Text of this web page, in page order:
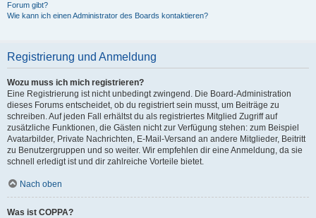
Forum gibt?
Wie kann ich einen Administrator des Boards kontaktieren?
Registrierung und Anmeldung
Wozu muss ich mich registrieren?
Eine Registrierung ist nicht unbedingt zwingend. Die Board-Administration
dieses Forums entscheidet, ob du registriert sein musst, um Beiträge zu
schreiben. Auf jeden Fall erhältst du als registriertes Mitglied Zugriff auf
zusätzliche Funktionen, die Gästen nicht zur Verfügung stehen: zum Beispiel
Avatarbilder, Private Nachrichten, E-Mail-Versand an andere Mitglieder, Beitritt
zu Benutzergruppen und so weiter. Wir empfehlen dir eine Anmeldung, da sie
schnell erledigt ist und dir zahlreiche Vorteile bietet.
Nach oben
Was ist COPPA?